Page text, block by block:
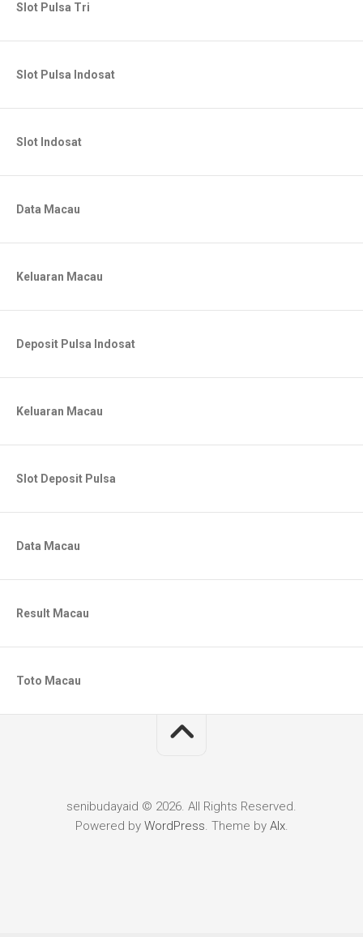
Slot Pulsa Tri
Slot Pulsa Indosat
Slot Indosat
Data Macau
Keluaran Macau
Deposit Pulsa Indosat
Keluaran Macau
Slot Deposit Pulsa
Data Macau
Result Macau
Toto Macau
senibudayaid © 2026. All Rights Reserved.
Powered by WordPress. Theme by Alx.